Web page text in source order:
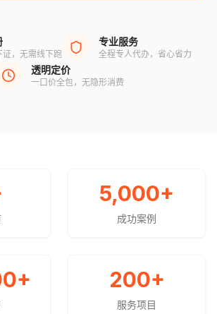
证，无需线下跑
专业服务
全程专人代办，省心省力
透明定价
一口价全包，无隐形消费
5,000+
成功案例
+ 200+
服务项目